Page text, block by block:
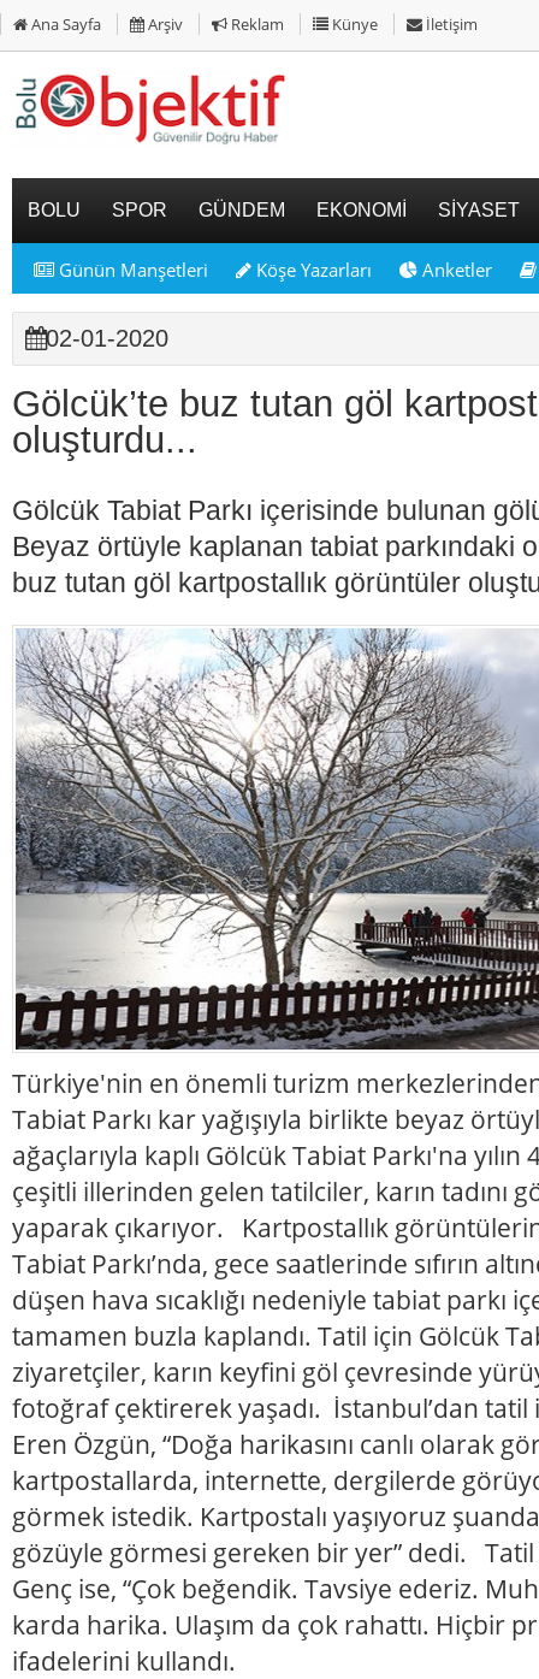
Ana Sayfa Arşiv Reklam Künye İletişim
BOLU SPOR GÜNDEM EKONOMİ SİYASET
Günün Manşetleri Köşe Yazarları Anketler
02-01-2020
Gölcük’te buz tutan göl
oluşturdu...
Gölcük Tabiat Parkı içerisinde bulunan
Beyaz örtüyle kaplanan tabiat parkındaki
buz tutan göl kartpostallık görüntüler
Türkiye'nin en önemli turizm
Tabiat Parkı kar yağışıyla birlikte beyaz
ağaçlarıyla kaplı Gölcük Tabiat Parkı'na
çeşitli illerinden gelen tatilciler, karın tadını
yaparak çıkarıyor. Kartpostallık
Tabiat Parkı’nda, gece saatlerinde sıfırın
düşen hava sıcaklığı nedeniyle tabiat parkı
tamamen buzla kaplandı. Tatil için Gölcük
ziyaretçiler, karın keyfini göl çevresinde
fotoğraf çektirerek yaşadı. İstanbul’dan tatil
Eren Özgün, “Doğa harikasını canlı olarak
kartpostallarda, internette, dergilerde
görmek istedik. Kartpostalı yaşıyoruz
gözüyle görmesi gereken bir yer” dedi. Tatil
Genç ise, “Çok beğendik. Tavsiye ederiz.
karda harika. Ulaşım da çok rahattı. Hiçbir
ifadelerini kullandı.